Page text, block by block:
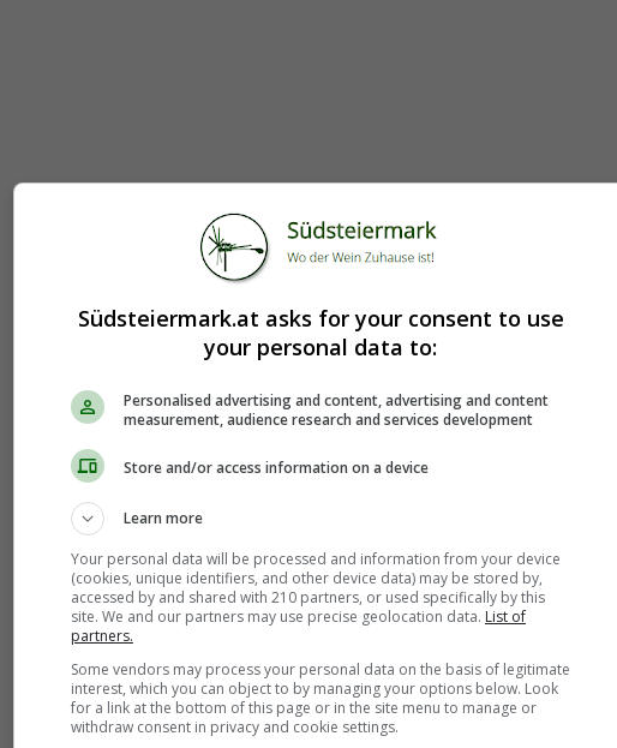
Südsteiermark.at asks for your consent to use
your personal data to:
Personalised advertising and content, advertising and content
measurement, audience research and services development
Store and/or access information on a device
Learn more
Your personal data will be processed and information from your device
(cookies, unique identifiers, and other device data) may be stored by,
accessed by and shared with 210 partners, or used specifically by this
site. We and our partners may use precise geolocation data. List of
partners.
Some vendors may process your personal data on the basis of legitimate
interest, which you can object to by managing your options below. Look
for a link at the bottom of this page or in the site menu to manage or
withdraw consent in privacy and cookie settings.